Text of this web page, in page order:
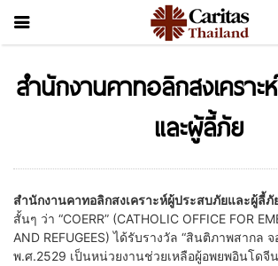
สำนักงานคาทอลิกสงเคราะ
และผู้ลี้ภัย
สำนักงานคาทอลิกสงเคราะห์ผู้ประสบภัยและผู้ลี้ภั
สั้นๆ ว่า “COERR” (CATHOLIC OFFICE FOR
AND REFUGEES) ได้รับรางวัล “สินติภาพสากล
พ.ศ.2529 เป็นหน่วยงานช่วยเหลือผู้อพยพอินโดจี